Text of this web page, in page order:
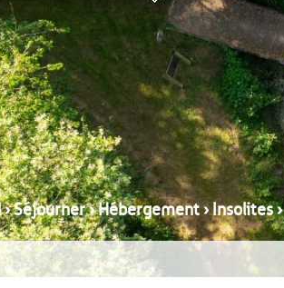
›Séjourner›Hébergement›Insolites›